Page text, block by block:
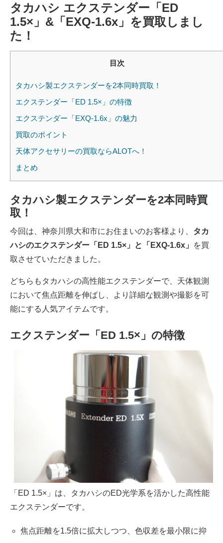
タカハシ エクステンダー「ED
1.5×」&「EXQ-1.6x」を買取しまし
た！
目次
タカハシ製エクステンダーを2本同時買取！
エクステンダー「ED 1.5×」の特徴
エクステンダー「EXQ-1.6x」の魅力
買取のポイント
天体アクセサリーの買取ならALOTへ！
まとめ
タカハシ製エクステンダーを2本同時買
取！
今回は、神奈川県大和市にお住まいのお客様より、 タカ
ハシのエクステンダー「ED 1.5×」と「EXQ-1.6x」
を買
取させていただきました。
どちらもタカハシの高性能エクステンダーで、天体観測
において焦点距離を伸ばし、より詳細な観測や撮影を可
能にする人気アイテムです。
エクステンダー「ED 1.5×」の特徴
「ED 1.5×」は、タカハシのED光学系を活かした高性能
エクステンダーです。
焦点距離を1.5倍に拡大しつつ、色収差を最小限に抑